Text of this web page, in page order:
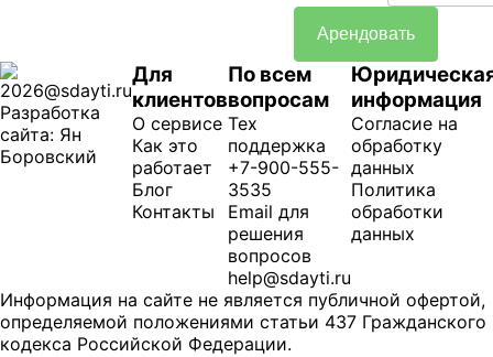
Арендовать
2026@sdayti.ru
Разработка
сайта: Ян
Боровский
Для
клиентов
О сервисе
Как это
работает
Блог
Контакты
По всем
вопросам
Тех
поддержка
+7-900-555-
3535
Email для
решения
вопросов
help@sdayti.ru
информация
Согласие на
обработку
данных
Политика
обработки
данных
Информация на сайте не является публичной офертой,
определяемой положениями статьи 437 Гражданского
кодекса Российской Федерации.